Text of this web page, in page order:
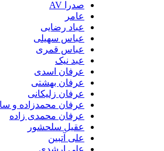
عباد رضایی
عباس سهیلی
عباس قمری
عبد نیک
عرفان اسدی
عرفان بهشتی
عرفان زلیکانی
عرفان محمدزاده و سامان
عرفان محمدی زاده
عقیل سلحشور
علی آتبین
علی ارشدی